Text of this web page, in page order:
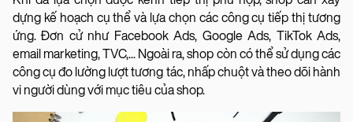
dựng kế hoạch cụ thể và lựa chọn các công cụ tiếp thị tương
ứng. Đơn cử như Facebook Ads, Google Ads, TikTok Ads,
email marketing, TVC,... Ngoài ra, shop còn có thể sử dụng các
công cụ đo lường lượt tương tác, nhấp chuột và theo dõi hành
vi người dùng với mục tiêu của shop.